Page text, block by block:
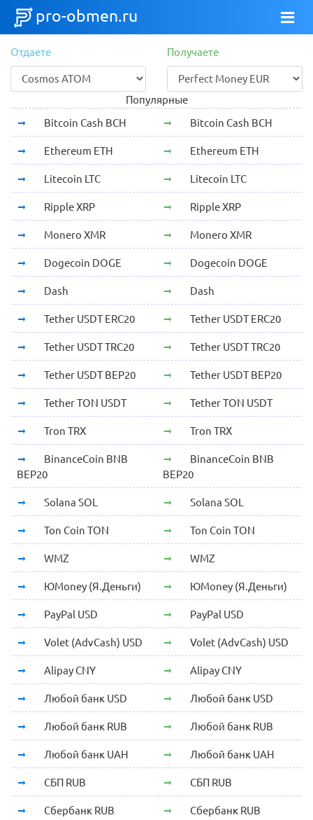
pro-obmen.ru
Отдаете Получаете
Популярные
Bitcoin Cash BCH
Bitcoin Cash BCH
Ethereum ETH Ethereum ETH
Litecoin LTC Litecoin LTC
Ripple XRP Ripple XRP
Monero XMR Monero XMR
Dogecoin DOGE Dogecoin DOGE
Dash Dash
Tether USDT ERC20 Tether USDT ERC20
Tether USDT TRC20 Tether USDT TRC20
Tether USDT BEP20 Tether USDT BEP20
Tether TON USDT Tether TON USDT
Tron TRX Tron TRX
BinanceCoin BNB
BEP20
BinanceCoin BNB
BEP20
Solana SOL Solana SOL
Ton Coin TON Ton Coin TON
WMZ WMZ
ЮMoney (Я.Деньги) ЮMoney (Я.Деньги)
PayPal USD PayPal USD
Volet (AdvCash) USD Volet (AdvCash) USD
Alipay CNY Alipay CNY
Любой банк USD Любой банк USD
Любой банк RUB Любой банк RUB
Любой банк UAH Любой банк UAH
СБП RUB СБП RUB
Сбербанк RUB Сбербанк RUB